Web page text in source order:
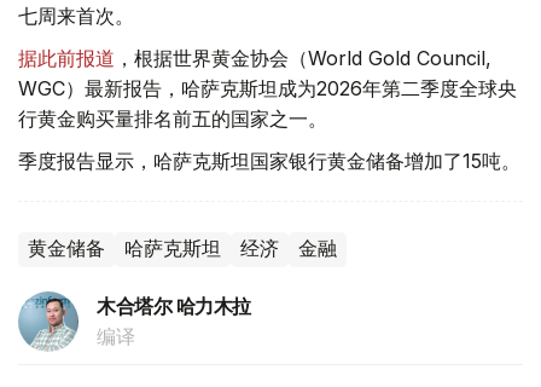
七周来首次。
据此前报道 ，根据世界黄金协会（World Gold Council,
WGC）最新报告，哈萨克斯坦成为2026年第二季度全球央
行黄金购买量排名前五的国家之一。
季度报告显示，哈萨克斯坦国家银行黄金储备增加了15吨。
黄金储备 哈萨克斯坦 经济 金融
木合塔尔 哈力木拉
编译